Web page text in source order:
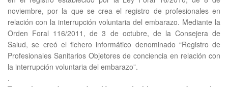
noviembre, por la que se crea el registro de profesionales en
relación con la interrupción voluntaria del embarazo. Mediante la
Orden Foral 116/2011, de 3 de octubre, de la Consejera de
Salud, se creó el fichero informático denominado “Registro de
Profesionales Sanitarios Objetores de conciencia en relación con
la interrupción voluntaria del embarazo”.
.